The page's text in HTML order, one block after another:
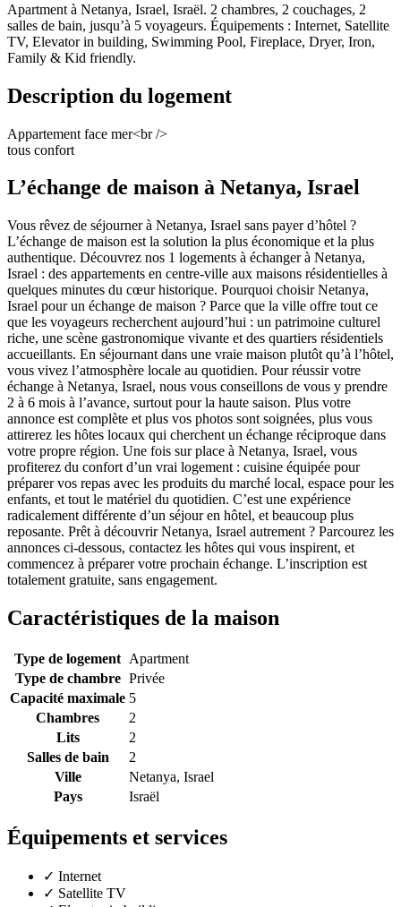
Apartment à Netanya, Israel, Israël. 2 chambres, 2 couchages, 2
salles de bain, jusqu’à 5 voyageurs. Équipements : Internet, Satellite
TV, Elevator in building, Swimming Pool, Fireplace, Dryer, Iron,
Family & Kid friendly.
Description du logement
Appartement face mer<br />
tous confort
L’échange de maison à Netanya, Israel
Vous rêvez de séjourner à Netanya, Israel sans payer d’hôtel ?
L’échange de maison est la solution la plus économique et la plus
authentique. Découvrez nos 1 logements à échanger à Netanya,
Israel : des appartements en centre-ville aux maisons résidentielles à
quelques minutes du cœur historique. Pourquoi choisir Netanya,
Israel pour un échange de maison ? Parce que la ville offre tout ce
que les voyageurs recherchent aujourd’hui : un patrimoine culturel
riche, une scène gastronomique vivante et des quartiers résidentiels
accueillants. En séjournant dans une vraie maison plutôt qu’à l’hôtel,
vous vivez l’atmosphère locale au quotidien. Pour réussir votre
échange à Netanya, Israel, nous vous conseillons de vous y prendre
2 à 6 mois à l’avance, surtout pour la haute saison. Plus votre
annonce est complète et plus vos photos sont soignées, plus vous
attirerez les hôtes locaux qui cherchent un échange réciproque dans
votre propre région. Une fois sur place à Netanya, Israel, vous
profiterez du confort d’un vrai logement : cuisine équipée pour
préparer vos repas avec les produits du marché local, espace pour les
enfants, et tout le matériel du quotidien. C’est une expérience
radicalement différente d’un séjour en hôtel, et beaucoup plus
reposante. Prêt à découvrir Netanya, Israel autrement ? Parcourez les
annonces ci-dessous, contactez les hôtes qui vous inspirent, et
commencez à préparer votre prochain échange. L’inscription est
totalement gratuite, sans engagement.
Caractéristiques de la maison
Type de logement Apartment
Type de chambre Privée
Capacité maximale 5
Chambres
2
Lits
2
Salles de bain
2
Ville
Netanya, Israel
Pays
Israël
Équipements et services
✓ Internet
✓ Satellite TV